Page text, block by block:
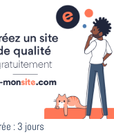
: 3 jours